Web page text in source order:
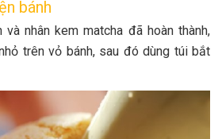
bánh
nhân kem matcha đã hoàn thành,
trên vỏ bánh, sau đó dùng túi bắt